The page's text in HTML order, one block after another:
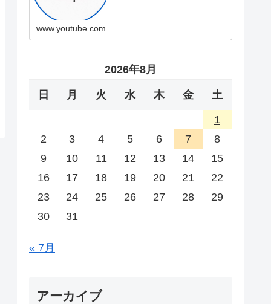
www.youtube.com
2026年8月
日 月 火 水 木 金 土
1
2
3 4 5 6 7
8
9
10 11 12 13 14
15
16
17 18 19 20 21
22
23
24 25 26 27 28
29
30
31
« 7月
アーカイブ